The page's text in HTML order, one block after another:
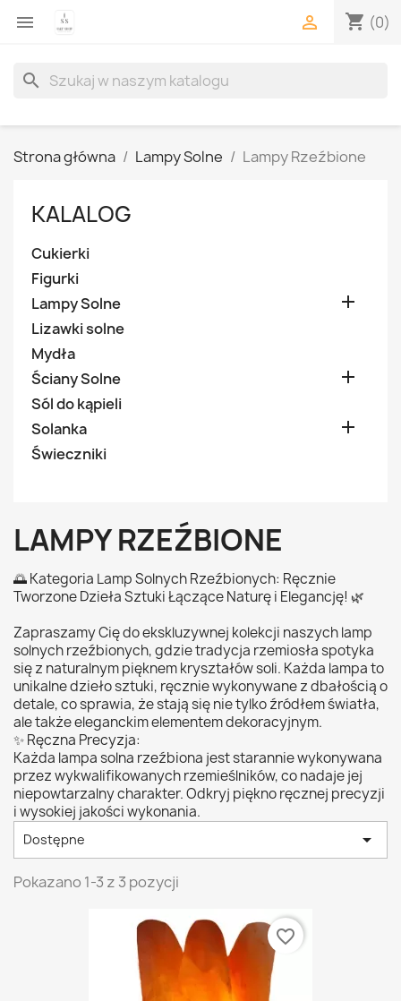
 shopping_cart (0)

search
Strona główna Lampy Solne Lampy Rzeźbione
KALALOG
Cukierki
Figurki
Lampy Solne

Lizawki solne
Mydła
Ściany Solne

Sól do kąpieli
Solanka

Świeczniki
LAMPY RZEŹBIONE
🌅 Kategoria Lamp Solnych Rzeźbionych: Ręcznie
Tworzone Dzieła Sztuki Łączące Naturę i Elegancję! 🌿
Zapraszamy Cię do ekskluzywnej kolekcji naszych lamp
solnych rzeźbionych, gdzie tradycja rzemiosła spotyka
się z naturalnym pięknem kryształów soli. Każda lampa to
unikalne dzieło sztuki, ręcznie wykonywane z dbałością o
detale, co sprawia, że stają się nie tylko źródłem światła,
ale także eleganckim elementem dekoracyjnym.
✨ Ręczna Precyzja:
Każda lampa solna rzeźbiona jest starannie wykonywana
przez wykwalifikowanych rzemieślników, co nadaje jej
niepowtarzalny charakter. Odkryj piękno ręcznej precyzji
i wysokiej jakości wykonania.
Dostępne 
Pokazano 1-3 z 3 pozycji
favorite_border